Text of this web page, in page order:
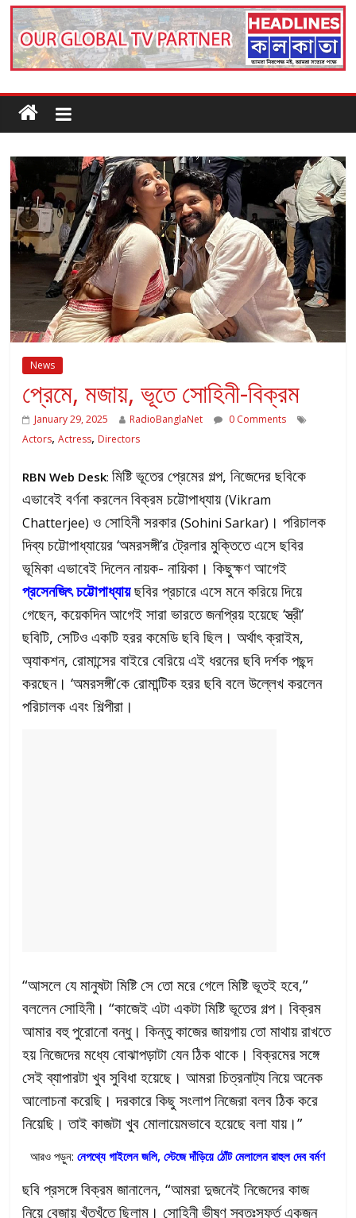
News
প্রেমে, মজায়, ভূতে সোহিনী-বিক্রম
January 29, 2025 RadioBanglaNet
0 Comments
Actors,Actress, Directors
RBN Web Desk:মিষ্টি ভূতের প্রেমের গল্প, নিজেদের ছবিকে
এভাবেই বর্ণনা করলেন বিক্রম চট্টোপাধ্যায়(Vikram
Chatterjee) ও সোহিনী সরকার(Sohini Sarkar) । পরিচালক
দিব্য চট্টোপাধ্যায়ের ‘অমরসঙ্গী’র ট্রেলার মুক্তিতে এসে ছবির
ভূমিকা এভাবেই দিলেন নায়ক- নায়িকা। কিছুক্ষণ আগেই
প্রসেনজিৎ চট্টোপাধ্যায়ছবির প্রচারে এসে মনে করিয়ে দিয়ে
গেছেন, কয়েকদিন আগেই সারা ভারতে জনপ্রিয় হয়েছে ‘স্ত্রী’
ছবিটি, সেটিও একটি হরর কমেডি ছবি ছিল। অর্থাৎ ক্রাইম,
অ্যাকশন, রোমান্সের বাইরে বেরিয়ে এই ধরনের ছবি দর্শক পছন্দ
করছেন। ‘অমরসঙ্গী’কে রোমান্টিক হরর ছবি বলে উল্লেখ করলেন
পরিচালক এবং শিল্পীরা।
“আসলে যে মানুষটা মিষ্টি সে তো মরে গেলে মিষ্টি ভূতই হবে,”
বললেন সোহিনী। “কাজেই এটা একটা মিষ্টি ভূতের গল্প। বিক্রম
আমার বহু পুরোনো বন্ধু। কিন্তু কাজের জায়গায় তো মাথায় রাখতে
হয় নিজেদের মধ্যে বোঝাপড়াটা যেন ঠিক থাকে। বিক্রমের সঙ্গে
সেই ব্যাপারটা খুব সুবিধা হয়েছে। আমরা চিত্রনাট্য নিয়ে অনেক
আলোচনা করেছি। দরকারে কিছু সংলাপ নিজেরা বলব ঠিক করে
নিয়েছি। তাই কাজটা খুব মোলায়েমভাবে হয়েছে বলা যায়।”
আরও পড়ুন:নেপথ্যে গাইলেন জলি, স্টেজে দাঁড়িয়ে ঠোঁট মেলালেন রাহুল দেব বর্মণ
ছবি প্রসঙ্গে বিক্রম জানালেন, “আমরা দুজনেই নিজেদের কাজ
নিয়ে বেজায় খুঁতখুঁতে ছিলাম। সোহিনী ভীষণ স্বতঃস্ফূর্ত একজন